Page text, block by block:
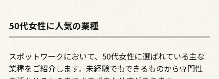
50代女性に人気の業種
スポットワークにおいて、 50代女性に選ばれている主な
業種をご紹介します。未経験でもできるものから専門性